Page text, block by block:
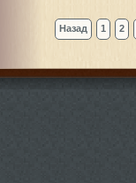
Назад 1 2